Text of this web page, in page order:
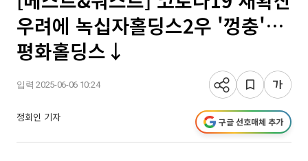
우려에 녹십자홀딩스2우 '껑충'…
평화홀딩스↓
입력 2025-06-06 10:24
정회인 기자 구글 선호매체 추가